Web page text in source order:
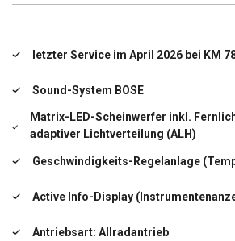
Ausstattungs-Paket: Connectivity &
Wagenfarbe
letzter Service im April 2026 bei KM
Sound-System BOSE
Matrix-LED-Scheinwerfer inkl.
adaptiver Lichtverteilung (ALH)
Geschwindigkeits-Regelanlage
Active Info-Display
Antriebsart: Allradantrieb